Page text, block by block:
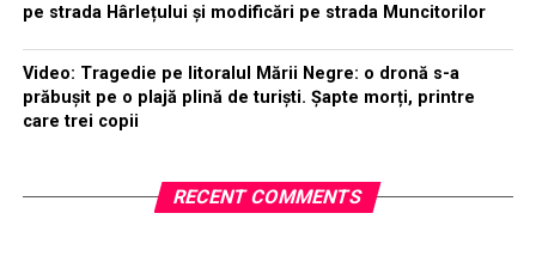
pe strada Hârlețului și modificări pe strada Muncitorilor
Video: Tragedie pe litoralul Mării Negre: o dronă s-a
prăbușit pe o plajă plină de turiști. Șapte morți, printre
care trei copii
RECENT COMMENTS